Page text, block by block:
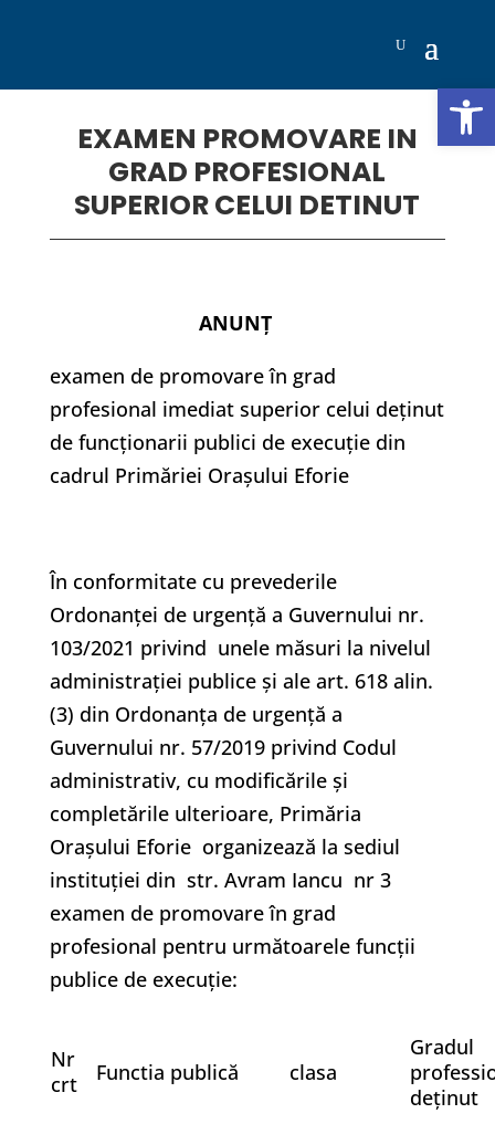
EXAMEN PROMOVARE IN
GRAD PROFESIONAL
SUPERIOR CELUI DETINUT
ANUNŢ
examen de promovare în grad
profesional imediat superior celui deţinut
de funcţionarii publici de execuţie din
cadrul Primăriei Orașului Eforie
În conformitate cu prevederile
Ordonanţei de urgenţă a Guvernului nr.
103/2021 privind unele măsuri la nivelul
administrației publice şi ale art. 618 alin.
(3) din Ordonanța de urgență a
Guvernului nr. 57/2019 privind Codul
administrativ, cu modificările și
completările ulterioare, Primăria
Orașului Eforie organizează la sediul
instituţiei din str. Avram Iancu nr 3
examen de promovare în grad
profesional pentru următoarele funcții
publice de execuție:
Nr
crt
Functia publică clasa
Gradul
deținut